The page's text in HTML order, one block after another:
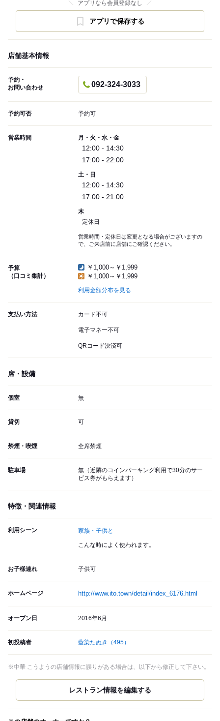
アプリなら会員登録なし
アプリで保存する
店舗基本情報
予約・
お問い合わせ
092-324-3033
予約可否 予約可
営業時間 月・火・水・金
12:00 - 14:30
17:00 - 22:00
土・日
12:00 - 14:30
17:00 - 21:00
木
定休日
営業時間・定休日は変更となる場合がございますの
で、ご来店前に店舗にご確認ください。
予算
（口コミ集計）
￥1,000～￥1,999
￥1,000～￥1,999
利用金額分布を見る
支払い方法 カード不可
電子マネー不可
QRコード決済可
席・設備
個室 無
貸切 可
禁煙・喫煙 全席禁煙
駐車場
無（近隣のコインパーキング利用で30分のサー
ビス券がもらえます）
特徴・関連情報
利用シーン 家族・子供と
こんな時によく使われます。
お子様連れ 子供可
ホームページ http://www.ito.town/detail/index_6176.html
オープン日 2016年6月
初投稿者 藍染たぬき （495）
※中華 こうようの店舗情報に誤りがある場合は、以下から修正して下さい。